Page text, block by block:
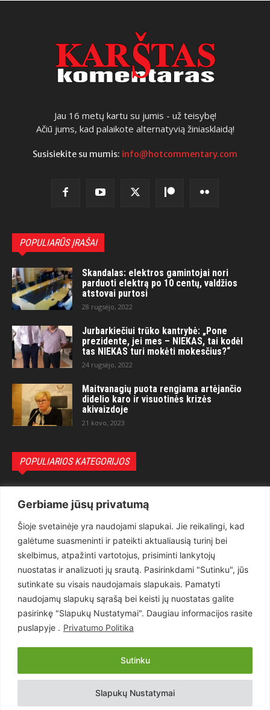
Gerbiame jūsų privatumą
Šioje svetainėje yra naudojami slapukai. Jie reikalingi, kad
galėtume suasmeninti ir pateikti aktualiausią turinį bei
skelbimus, atpažinti vartotojus, prisiminti lankytojų
nuostatas ir analizuoti jų srautą. Pasirinkdami "Sutinku", jūs
sutinkate su visais naudojamais slapukais. Pamatyti
naudojamų slapukų sąrašą bei keisti jų nuostatas galite
pasirinkę "Slapukų Nustatymai". Daugiau informacijos rasite
puslapyje . Privatumo Politika
Slapukų Nustatymai
Sutinku
Jau 16 metų kartu su jumis - už teisybę!
Ačiū jums, kad palaikote alternatyvią žiniasklaidą!
Susisiekite su mumis: info@hotcommentary.com
POPULIARŪS ĮRAŠAI
Skandalas: elektros gamintojai nori
parduoti elektrą po 10 centų, valdžios
atstovai purtosi
28 rugsėjo, 2022
Jurbarkiečiui trūko kantrybė: „Pone
prezidente, jei mes – NIEKAS, tai kodėl
tas NIEKAS turi mokėti mokesčius?“
24 rugsėjo, 2022
Maitvanagių puota rengiama artėjančio
didelio karo ir visuotinės krizės
akivaizdoje
21 kovo, 2023
POPULIARIOS KATEGORIJOS
Teisėsauga
1497
Aktualu
Lietuva
619
Pasaulis
Статьи на русском
Articles in english
Copyright © 2026 UAB „Goruva“. Visos teisės saugomos.